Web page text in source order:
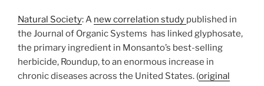
Natural Society: A new correlation study published in
the Journal of Organic Systems has linked glyphosate,
the primary ingredient in Monsanto’s best-selling
herbicide, Roundup, to an enormous increase in
chronic diseases across the United States. (original